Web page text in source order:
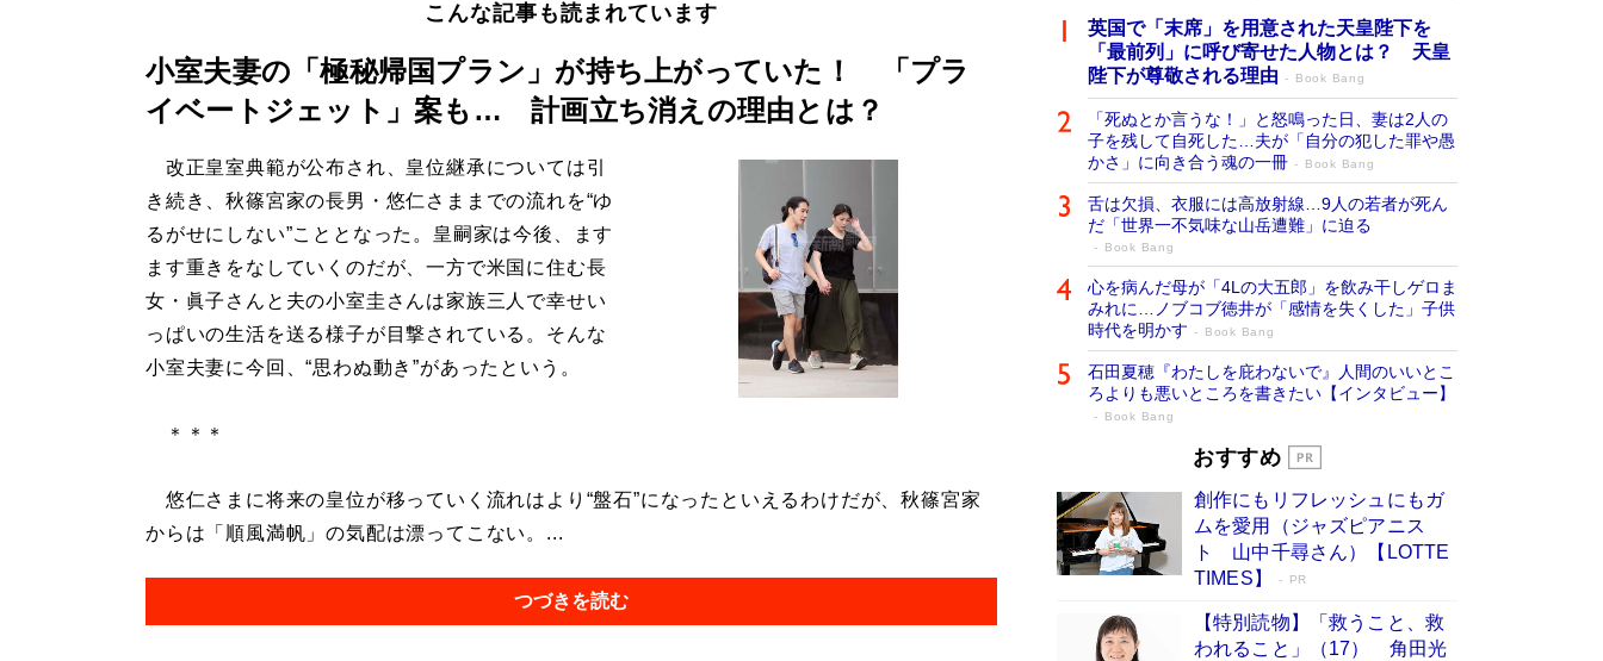
こんな記事も読まれています
小室夫妻の「極秘帰国プラン」が持ち上がっていた！ 「プラ
イベートジェット」案も… 計画立ち消えの理由とは？
改正皇室典範が公布され、皇位継承については引
き続き、秋篠宮家の長男・悠仁さままでの流れを“ゆ
るがせにしない”こととなった。皇嗣家は今後、ます
ます重きをなしていくのだが、一方で米国に住む長
女・眞子さんと夫の小室圭さんは家族三人で幸せい
っぱいの生活を送る様子が目撃されている。そんな
小室夫妻に今回、“思わぬ動き”があったという。
＊＊＊
悠仁さまに将来の皇位が移っていく流れはより“盤石”になったといえるわけだが、秋篠宮家
からは「順風満帆」の気配は漂ってこない。...
つづきを読む
英国で「末席」を用意された天皇陛下を
「最前列」に呼び寄せた人物とは？ 天皇
陛下が尊敬される理由
Book Bang
「死ぬとか言うな！」と怒鳴った日、妻は2人の
子を残して自死した…夫が「自分の犯した罪や愚
かさ」に向き合う魂の一冊
Book Bang
舌は欠損、衣服には高放射線…9人の若者が死ん
だ「世界一不気味な山岳遭難」に迫る
Book Bang
心を病んだ母が「4Lの大五郎」を飲み干しゲロま
みれに…ノブコブ徳井が「感情を失くした」子供
時代を明かす
Book Bang
石田夏穂『わたしを庇わないで』人間のいいとこ
ろよりも悪いところを書きたい【インタビュー】
Book Bang
73歳でも働くしかない 「老後レス時代」
「なんで？ そんな馬鹿な……」90歳になった作
家・阿刀田高さんが、ひとり暮らしの生活を明か
す
Book Bang
グに『容疑者Xの献身』『白夜行』など代表作が
並ぶ［文庫ベストセラー］
Book Bang
おすすめ
創作にもリフレッシュにもガ
ムを愛用（ジャズピアニス
ト 山中千尋さん）【LOTTE
TIMES】
PR
【特別読物】「救うこと、救
われること」（17） 角田光